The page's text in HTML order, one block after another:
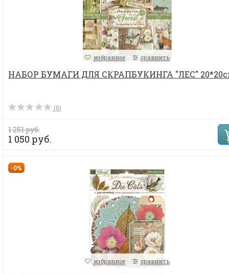
избранное сравнить
НАБОР БУМАГИ ДЛЯ СКРАПБУКИНГА "ЛЕС"
(0)
1 251 руб.
1 050 руб.
-0%
избранное сравнить